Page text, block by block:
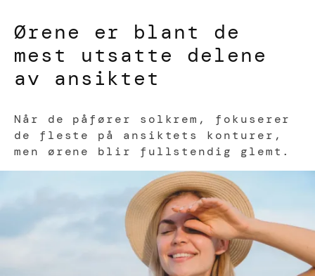
Ørene er blant de
mest utsatte delene
av ansiktet
Når de påfører solkrem, fokuserer
de fleste på ansiktets konturer,
men ørene blir fullstendig glemt.